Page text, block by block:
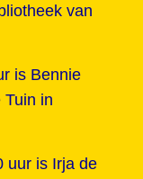
van
is Bennie
Tuin in
uur is Irja de